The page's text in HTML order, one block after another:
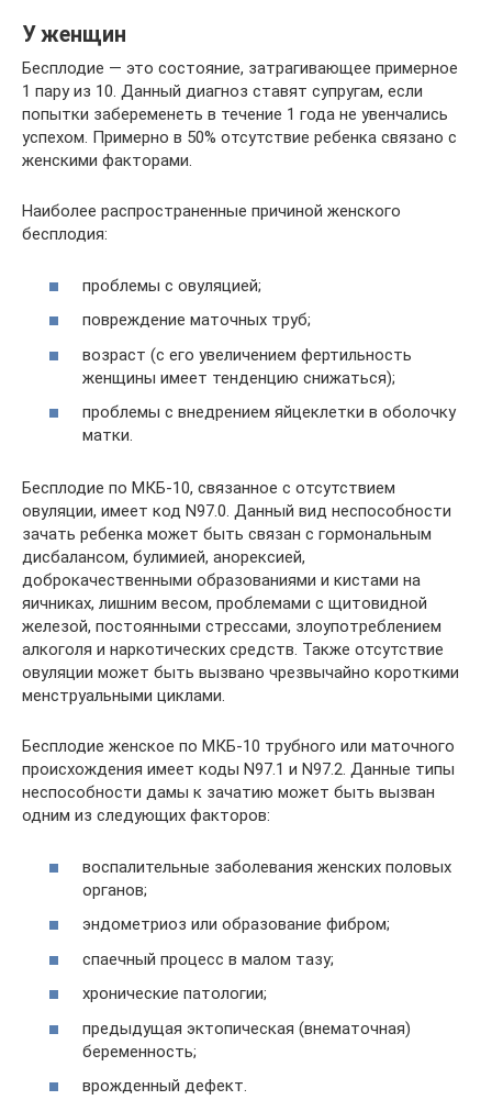
У женщин
Бесплодие — это состояние, затрагивающее примерное
1 пару из 10. Данный диагноз ставят супругам, если
попытки забеременеть в течение 1 года не увенчались
успехом. Примерно в 50% отсутствие ребенка связано с
женскими факторами.
Наиболее распространенные причиной женского
бесплодия:
проблемы с овуляцией;
повреждение маточных труб;
возраст (с его увеличением фертильность
женщины имеет тенденцию снижаться);
проблемы с внедрением яйцеклетки в оболочку
матки.
Бесплодие по МКБ-10, связанное с отсутствием
овуляции, имеет код N97.0. Данный вид неспособности
зачать ребенка может быть связан с гормональным
дисбалансом, булимией, анорексией,
доброкачественными образованиями и кистами на
яичниках, лишним весом, проблемами с щитовидной
железой, постоянными стрессами, злоупотреблением
алкоголя и наркотических средств. Также отсутствие
овуляции может быть вызвано чрезвычайно короткими
менструальными циклами.
Бесплодие женское по МКБ-10 трубного или маточного
происхождения имеет коды N97.1 и N97.2. Данные типы
неспособности дамы к зачатию может быть вызван
одним из следующих факторов:
воспалительные заболевания женских половых
органов;
эндометриоз или образование фибром;
спаечный процесс в малом тазу;
хронические патологии;
предыдущая эктопическая (внематочная)
беременность;
врожденный дефект.